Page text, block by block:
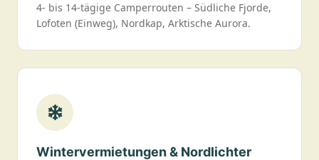
4- bis 14-tägige Camperrouten – Südliche Fjorde,
Lofoten (Einweg), Nordkap, Arktische Aurora.
Wintervermietungen & Nordlichter